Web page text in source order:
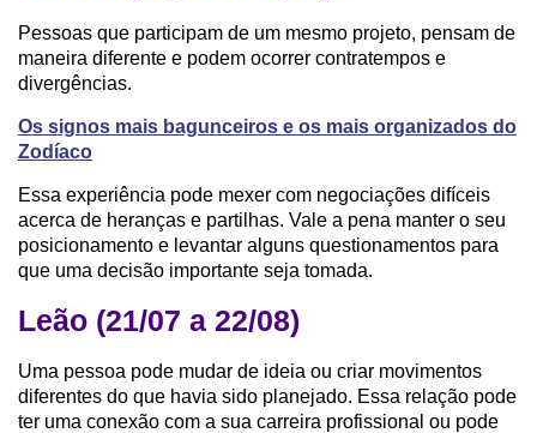
Pessoas que participam de um mesmo projeto, pensam de
maneira diferente e podem ocorrer contratempos e
divergências.
Os signos mais bagunceiros e os mais organizados do
Zodíaco
Essa experiência pode mexer com negociações difíceis
acerca de heranças e partilhas. Vale a pena manter o seu
posicionamento e levantar alguns questionamentos para
que uma decisão importante seja tomada.
Leão (21/07 a 22/08)
Uma pessoa pode mudar de ideia ou criar movimentos
diferentes do que havia sido planejado. Essa relação pode
ter uma conexão com a sua carreira profissional ou pode